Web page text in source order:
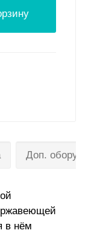
Доп.
в нём